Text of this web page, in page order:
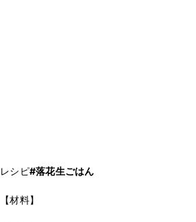
レシピ#落花生ごはん
【材料】